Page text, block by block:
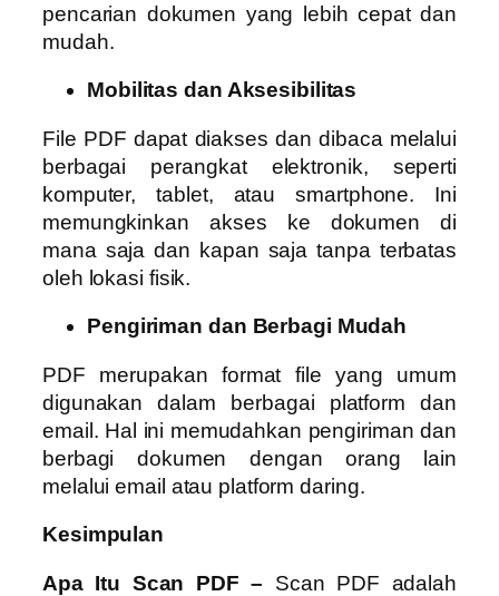
pencarian dokumen yang lebih cepat dan
mudah.
Mobilitas dan Aksesibilitas
File PDF dapat diakses dan dibaca melalui
berbagai perangkat elektronik, seperti
komputer, tablet, atau smartphone. Ini
memungkinkan akses ke dokumen di
mana saja dan kapan saja tanpa terbatas
oleh lokasi fisik.
Pengiriman dan Berbagi Mudah
PDF merupakan format file yang umum
digunakan dalam berbagai platform dan
email. Hal ini memudahkan pengiriman dan
berbagi dokumen dengan orang lain
melalui email atau platform daring.
Kesimpulan
Apa Itu Scan PDF – Scan PDF adalah